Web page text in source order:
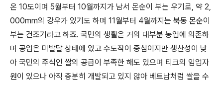
온 10도이며 5월부터 10월까지가 남서 몬순이 부는 우기로, 약 2,
000mm의 강우가 있기도 하며 11월부터 4월까지는 북동 몬순이
부는 건조기라고 하죠. 국민의 생활은 거의 대부분 농업에 의존하
며 공업은 미발달 상태에 있고 수도작이 중심이지만 생산성이 낮
아 국민의 주식인 쌀의 공급이 부족한 해도 있으며 티크의 임업자
원이 있으나 아직 충분히 개발되고 있지 않아 베트남처럼 쌀을 수